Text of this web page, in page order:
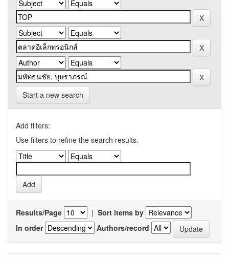
Start a new search
Add filters:
Use filters to refine the search results.
Results/Page | Sort items by
In order
Authors/record